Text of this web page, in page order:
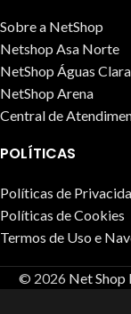
Sobre a NetShop
Netshop Asa Norte
NetShop Águas
NetShop Arena
Central de
POLÍTICAS
Políticas de
Políticas de Cookies
Termos de Uso e
© 2026 Net